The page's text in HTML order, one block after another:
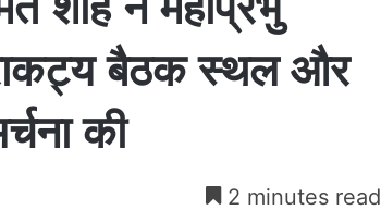
बैठक स्थल और
की
2 minutes read